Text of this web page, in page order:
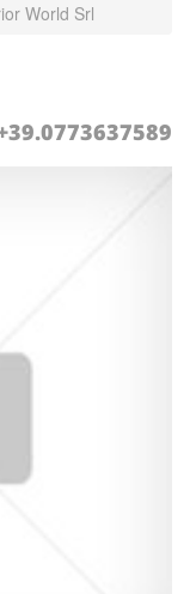
World Srl